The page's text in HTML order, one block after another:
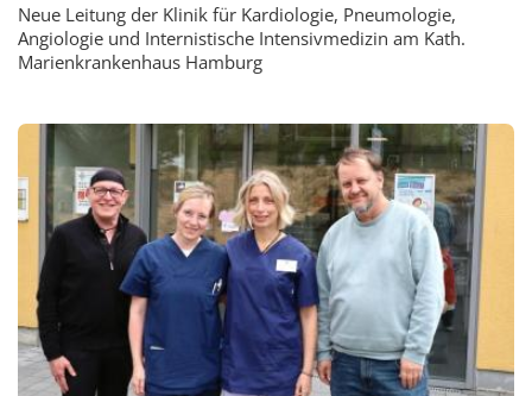
Neue Leitung der Klinik für Kardiologie, Pneumologie,
Angiologie und Internistische Intensivmedizin am Kath.
Marienkrankenhaus Hamburg